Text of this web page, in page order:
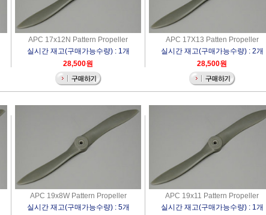
APC 17x12N Pattern Propeller
실시간 재고(구매가능수량) : 1개
28,500원
APC 17X13 Patten Propeller
실시간 재고(구매가능수량) : 2개
28,500원
APC 19x8W Pattern Propeller
실시간 재고(구매가능수량) : 5개
APC 19x11 Pattern Propeller
실시간 재고(구매가능수량) : 1개